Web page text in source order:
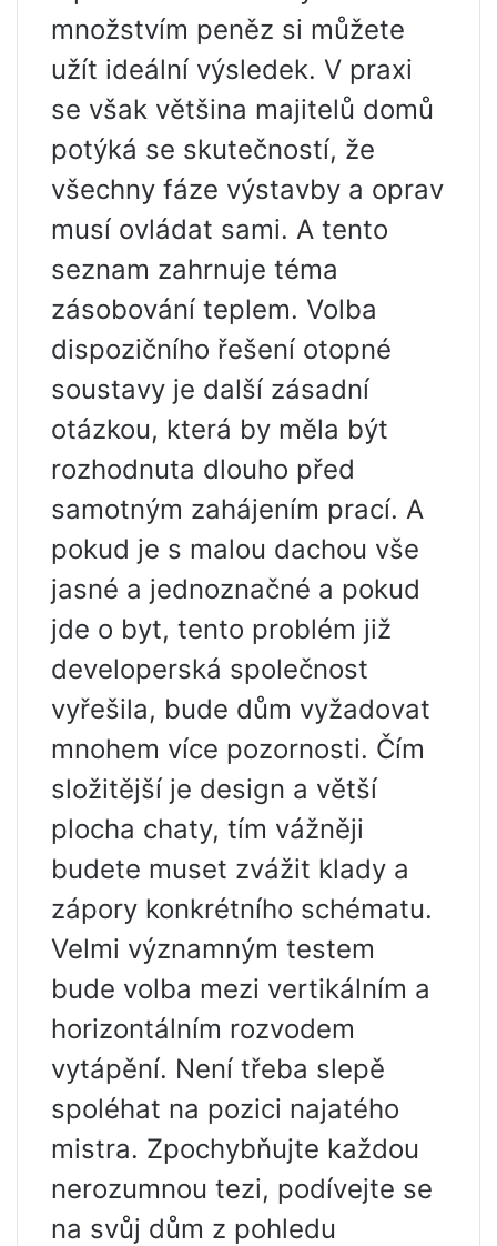
množstvím peněz si můžete
užít ideální výsledek. V praxi
se však většina majitelů domů
potýká se skutečností, že
všechny fáze výstavby a oprav
musí ovládat sami. A tento
seznam zahrnuje téma
zásobování teplem. Volba
dispozičního řešení otopné
soustavy je další zásadní
otázkou, která by měla být
rozhodnuta dlouho před
samotným zahájením prací. A
pokud je s malou dachou vše
jasné a jednoznačné a pokud
jde o byt, tento problém již
developerská společnost
vyřešila, bude dům vyžadovat
mnohem více pozornosti. Čím
složitější je design a větší
plocha chaty, tím vážněji
budete muset zvážit klady a
zápory konkrétního schématu.
Velmi významným testem
bude volba mezi vertikálním a
horizontálním rozvodem
vytápění. Není třeba slepě
spoléhat na pozici najatého
mistra. Zpochybňujte každou
nerozumnou tezi, podívejte se
na svůj dům z pohledu